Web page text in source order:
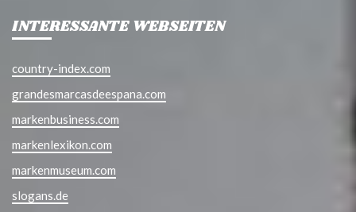
INTERESSANTE WEBSEITEN
country-index.com
grandesmarcasdeespana.com
markenbusiness.com
markenlexikon.com
markenmuseum.com
slogans.de